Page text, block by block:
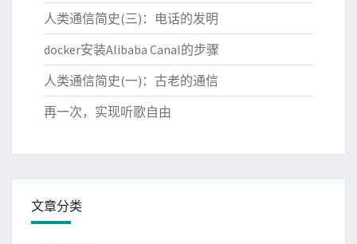
人类通信简史(三)：电话的发明
docker安装Alibaba Canal的步骤
人类通信简史(一)：古老的通信
再一次，实现听歌自由
文章分类